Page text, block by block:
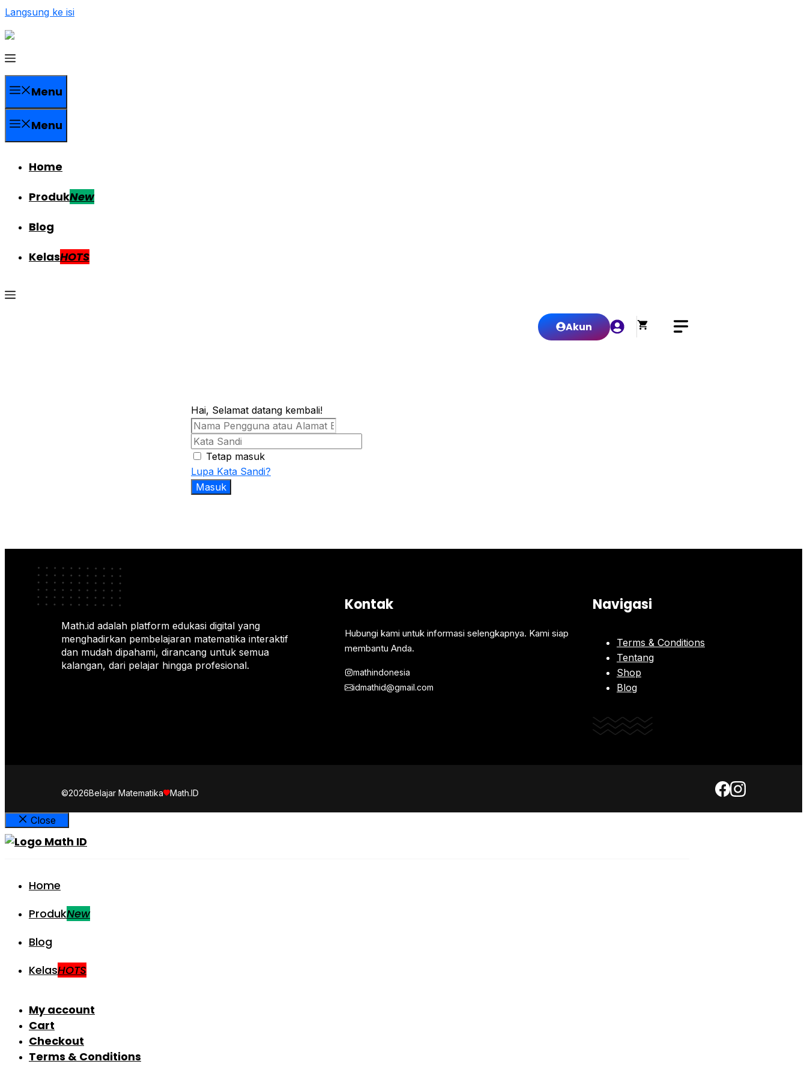
Langsung ke isi
Menu
Menu
Home
ProdukNew
Blog
KelasHOTS
Akun
Hai, Selamat datang kembali!
Tetap masuk
Lupa Kata Sandi?
Masuk
Math.id adalah platform edukasi digital yang
menghadirkan pembelajaran matematika interaktif
dan mudah dipahami, dirancang untuk semua
kalangan, dari pelajar hingga profesional.
Kontak
Hubungi kami untuk informasi selengkapnya. Kami siap
membantu Anda.
mathindonesia
idmathid@gmail.com
Navigasi
Terms & Conditions
Tentang
Shop
Blog
©2026Belajar Matematika Math.ID
Close
Home
ProdukNew
Blog
KelasHOTS
My account
Cart
Checkout
Terms & Conditions